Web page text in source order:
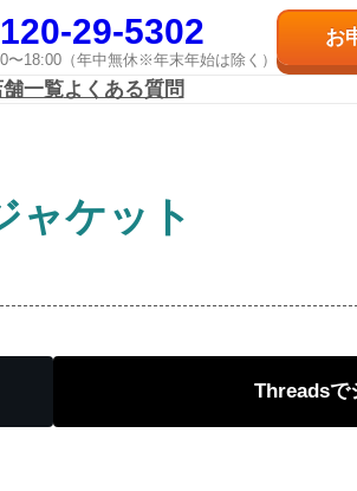
29-5302
〜18:00（年中無休※年末年始は除く）
お
一覧よくある質問
ャケット
Threads